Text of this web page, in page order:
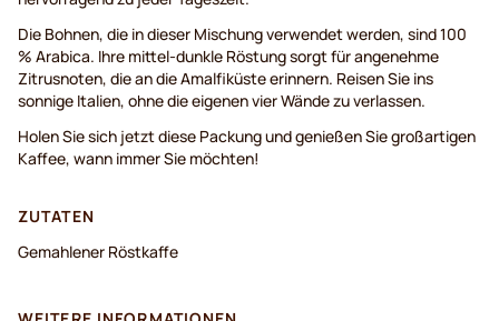
Die Bohnen, die in dieser Mischung verwendet werden, sind 100
% Arabica. Ihre mittel-dunkle Röstung sorgt für angenehme
Zitrusnoten, die an die Amalfiküste erinnern. Reisen Sie ins
sonnige Italien, ohne die eigenen vier Wände zu verlassen.
Holen Sie sich jetzt diese Packung und genießen Sie großartigen
Kaffee, wann immer Sie möchten!
ZUTATEN
Gemahlener Röstkaffe